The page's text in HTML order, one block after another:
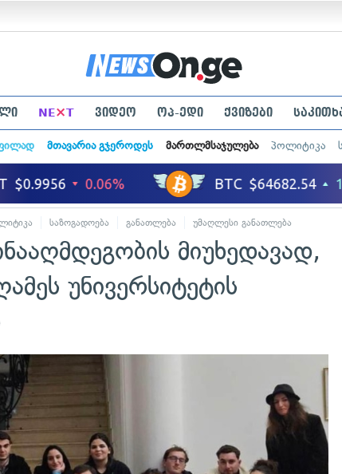
NE×T ვიდეო ოპ-ედი ქვიზები
მთავარია გჯეროდეს მართლმსაჯულება პოლიტიკა
საზოგადოება განათლება უმაღლესი განათლება
მიუხედავად,
უნივერსიტეტის